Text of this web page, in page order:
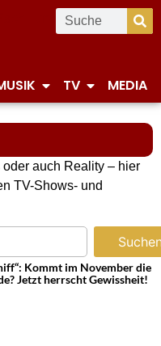
TV MEDIA
auch Reality – hier
TV-Shows- und
Kommt im November die
Jetzt herrscht Gewissheit!